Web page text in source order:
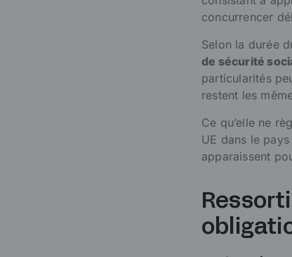
concurrencer
Selon la durée
de sécurité
particularités
restent les
Ce qu’elle ne
UE dans le
apparaissent